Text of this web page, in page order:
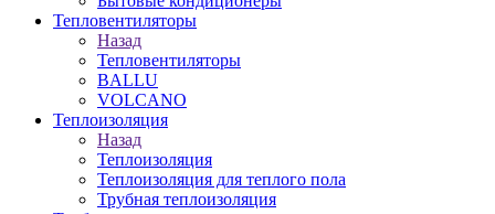
Тепловентиляторы
Назад
Тепловентиляторы
BALLU
VOLCANO
Теплоизоляция
Назад
Теплоизоляция
Теплоизоляция для теплого пола
Трубная теплоизоляция